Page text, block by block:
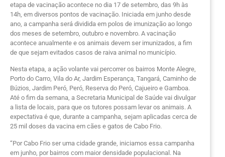
etapa de vacinação acontece no dia 17 de setembro, das 9h às
14h, em diversos pontos de vacinação. Iniciada em junho desde
ano, a campanha será dividida em polos de imunização ao longo
dos meses de setembro, outubro e novembro. A vacinação
acontece anualmente e os animais devem ser imunizados, a fim
de que sejam evitados casos de raiva animal no município.
Nesta etapa, a ação volante vai percorrer os bairros Monte Alegre,
Porto do Carro, Vila do Ar, Jardim Esperança, Tangará, Caminho de
Búzios, Jardim Peró, Peró, Reserva do Peró, Cajueiro e Gamboa.
Até o fim da semana, a Secretaria Municipal de Saúde vai divulgar
a lista de locais, para que os tutores possam levar os animais. A
expectativa é que, durante a campanha, sejam aplicadas cerca de
25 mil doses da vacina em cães e gatos de Cabo Frio.
“Por Cabo Frio ser uma cidade grande, iniciamos essa campanha
em junho, por bairros com maior densidade populacional. Na